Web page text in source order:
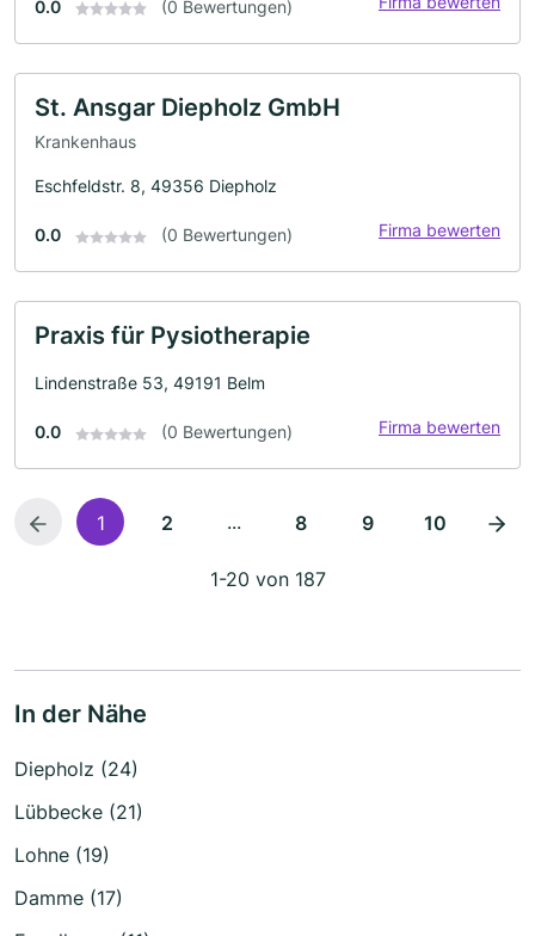
0.0 (0 Bewertungen)
St. Ansgar Diepholz GmbH
Krankenhaus
Eschfeldstr. 8, 49356 Diepholz
0.0 (0 Bewertungen) Firma bewerten
Praxis für Pysiotherapie
Lindenstraße 53, 49191 Belm
0.0 (0 Bewertungen) Firma bewerten
1 2 ... 8 9 10
1-20 von 187
In der Nähe
Diepholz (24)
Lübbecke (21)
Lohne (19)
Damme (17)